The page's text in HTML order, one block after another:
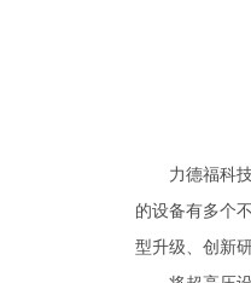
力德福科
的设备有多个
型升级、创新